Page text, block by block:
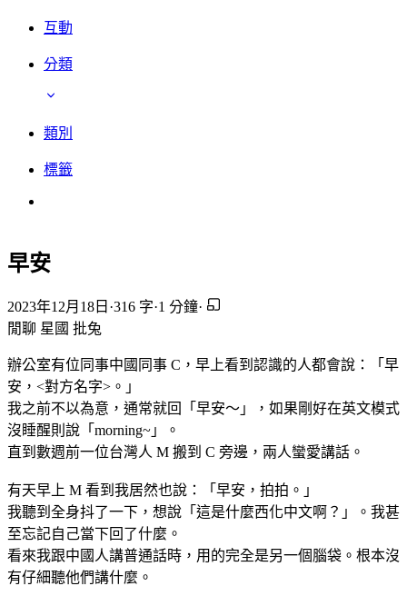
互動
分類
類別
標籤
早安
2023年12月18日 ·316 字·1 分鐘·
閒聊 星國 批兔
辦公室有位同事中國同事 C，早上看到認識的人都會說：「早
安，<對方名字>。」
我之前不以為意，通常就回「早安～」，如果剛好在英文模式
沒睡醒則說「morning~」。
直到數週前一位台灣人 M 搬到 C 旁邊，兩人蠻愛講話。
有天早上 M 看到我居然也說：「早安，拍拍。」
我聽到全身抖了一下，想說「這是什麼西化中文啊？」。我甚
至忘記自己當下回了什麼。
看來我跟中國人講普通話時，用的完全是另一個腦袋。根本沒
有仔細聽他們講什麼。